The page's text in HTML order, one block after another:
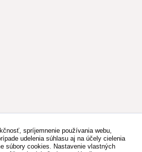
spríjemnenie používania webu,
udelenia súhlasu aj na účely cielenia
súbory cookies. Nastavenie vlastných